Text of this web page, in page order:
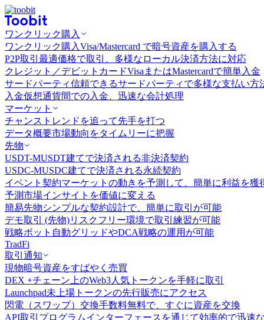
ワンクリック購入
ワンクリック購入Visa/Mastercard で暗号資産を購入する
P2P取引 最適価格で取引、多様なローカル決済方法に対応
クレジット／デビットカードVisaまたはMastercardで簡単入金
サードパーティ信頼できるサードパーティで多様な支払い方
入金仮想通貨間での入金、迅速な会計処理
マーケット
チャンス トレンドを追って先手を打つ
データ概要市場動向をタイムリーに把握
先物
USDT-MUSDT建てで決済される非決済契約
USDC-MUSDC建てで決済される永続契約
イベント契約マーケットの動きを予測して、簡単に利益を獲
予測市場インサイトを価値に変える
簡易先物シンプルな契約設計で、簡単に取引が可能
デモ取引 (先物)リスクフリー環境で取引練習が可能
戦略ボット 自動グリッドやDCA戦略の運用が可能
TradFi
取引通知
現物暗号資産をすばやく売買
DEX +チェーン上のWeb3人気トークンを手軽に取引
Launchpad未上場トークンの先行販売にアクセス
閃電（スワップ）交換手数料無料で、すぐに資産を交換
API取引 プログラムインターフェースを通じて効率的で迅速